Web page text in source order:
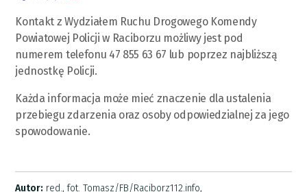
Kontakt z Wydziałem Ruchu Drogowego Komendy
Powiatowej Policji w Raciborzu możliwy jest pod
numerem telefonu 47 855 63 67 lub poprzez najbliższą
jednostkę Policji.
Każda informacja może mieć znaczenie dla ustalenia
przebiegu zdarzenia oraz osoby odpowiedzialnej za jego
spowodowanie.
Autor: red., fot. Tomasz/FB/Raciborz112.info,